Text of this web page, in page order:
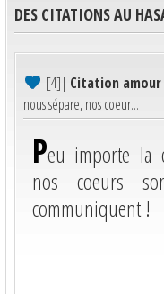
DES CITATIONS AU
[4]| Citation amour
nous sépare, nos coeur...
Peu importe la
nos coeurs
communiquent !